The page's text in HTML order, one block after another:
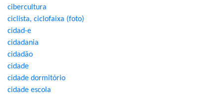
cibercultura
ciclista, ciclofaixa (foto)
cidad-e
cidadania
cidadão
cidade
cidade dormitório
cidade escola